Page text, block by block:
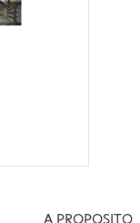
A PROPOSITO